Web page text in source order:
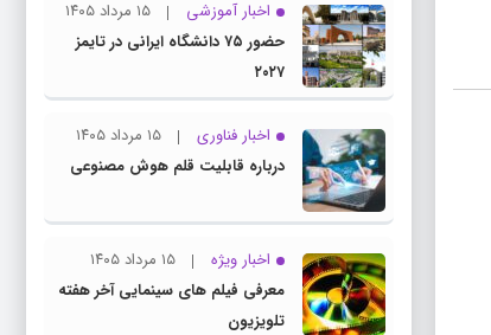
اخبار آموزشی
۱۵ مرداد ۱۴۰۵
حضور ۷۵ دانشگاه ایرانی در تایمز
۲۰۲۷
اخبار فناوری
۱۵ مرداد ۱۴۰۵
درباره قابلیت قلم هوش مصنوعی
اخبار ویژه
۱۵ مرداد ۱۴۰۵
معرفی فیلم های سینمایی آخر هفته
تلویزیون